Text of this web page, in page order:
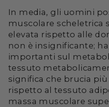
In media, gli uomini
muscolare scheletrica
elevata rispetto alle
non è insignificante;
importanti sul
tessuto
significa che brucia
rispetto al tessuto
massa muscolare